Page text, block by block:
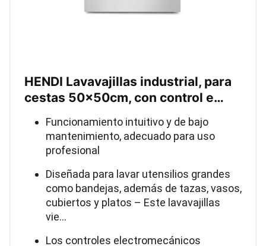
HENDI Lavavajillas industrial, para
cestas 50x50cm, con control e…
Funcionamiento intuitivo y de bajo
mantenimiento, adecuado para uso
profesional
Diseñada para lavar utensilios grandes
como bandejas, además de tazas, vasos,
cubiertos y platos – Este lavavajillas
vie…
Los controles electromecánicos